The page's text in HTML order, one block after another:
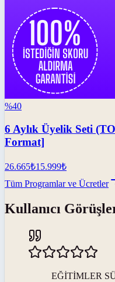
%40
6 Aylık Üyelik Seti
Format]
26.665₺15.999₺
Tüm Programlar ve Ücretler
Kullanıcı
EĞİTİMLER